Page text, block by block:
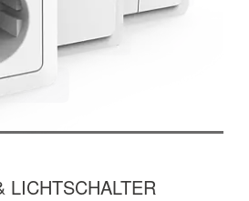
LICHTSCHALTER